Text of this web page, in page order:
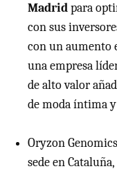
Madridpara
con sus
con un aumento
una empresa
de alto valor
de moda íntima
Oryzon
sede en